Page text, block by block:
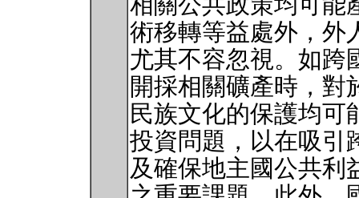
術移轉等益處外，外
尤其不容忽視。如跨
開採相關礦產時，對
民族文化的保護均可
投資問題，以在吸引
及確保地主國公共利